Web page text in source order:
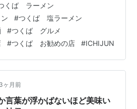
い無いです。 醬油味の「手包み
した。楽しみ🎵 割と早く提供さ
いな一杯ですね。 なんて美味い
口に含むと抵抗なくす〜っと身体
は平打ちです。珍しいですね。で
…
くば ラーメン
#つくば 塩ラーメン
#つくば グルメ
#つくば お勧めの店 #ICHIJUN
3ヶ月前
言葉が浮かばないほど美味い